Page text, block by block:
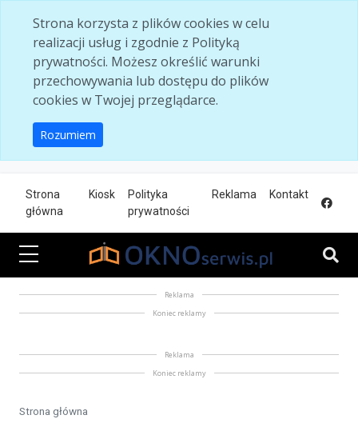
Strona korzysta z plików cookies w celu
realizacji usług i zgodnie z Polityką
prywatności. Możesz określić warunki
przechowywania lub dostępu do plików
cookies w Twojej przeglądarce.
Rozumiem
Strona
główna
Kiosk
Polityka
prywatności
Reklama Kontakt
Reklama
Koniec reklamy
Reklama
Koniec reklamy
Strona główna